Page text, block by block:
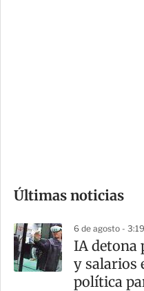
m
a
r
t
Últimas noticias
6 de agosto -
IA detona
y salarios
política